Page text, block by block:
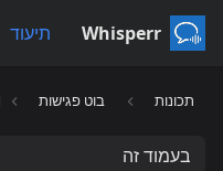
Whisperr תיעוד
תכונות בוט פגישות
בעמוד זה